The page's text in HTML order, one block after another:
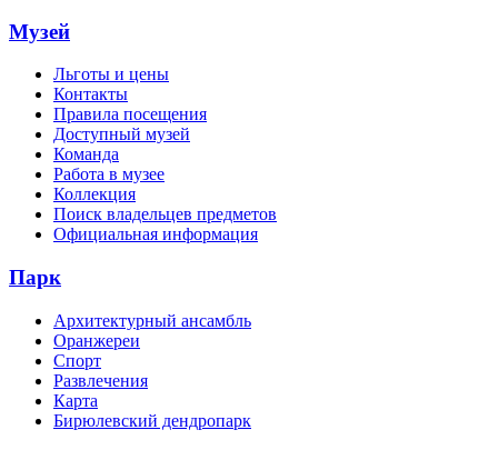
Музей
Льготы и цены
Контакты
Правила посещения
Доступный музей
Команда
Работа в музее
Коллекция
Поиск владельцев предметов
Официальная информация
Парк
Архитектурный ансамбль
Оранжереи
Спорт
Развлечения
Карта
Бирюлевский дендропарк